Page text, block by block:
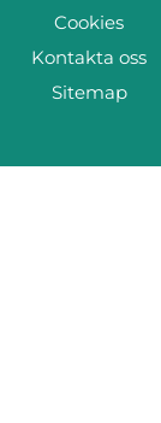
Cookies
Kontakta oss
Sitemap